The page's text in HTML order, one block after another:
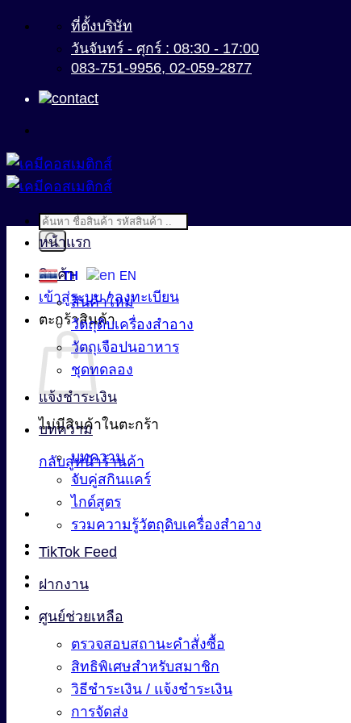
ข้าม
เนื้อหา
ที่ตั้งบริษัท
วันจันทร์ - ศุกร์ : 08:30 - 17:00
083-751-9956, 02-059-2877
Products
search
TH EN
เข้าสู่ระบบ / ลงทะเบียน
ตะกร้าสินค้า
ไม่มีสินค้าในตะกร้า
กลับสู่หน้าร้านค้า
หน้าแรก
สินค้า
สินค้าใหม่
วัตถุดิบเครื่องสำอาง
วัตถุเจือปนอาหาร
ชุดทดลอง
แจ้งชำระเงิน
บทความ
บทความ
จับคู่สกินแคร์
ไกด์สูตร
รวมความรู้วัตถุดิบเครื่องสำอาง
TikTok Feed
ฝากงาน
ศูนย์ช่วยเหลือ
ตรวจสอบสถานะคำสั่งซื้อ
สิทธิพิเศษสำหรับสมาชิก
วิธีชำระเงิน / แจ้งชำระเงิน
การจัดส่ง